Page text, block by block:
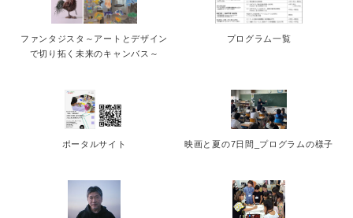
ファンタジスタ～アートとデザイン
で切り拓く未来のキャンバス～
プログラム一覧
ポータルサイト 映画と夏の7日間_プログラムの様子